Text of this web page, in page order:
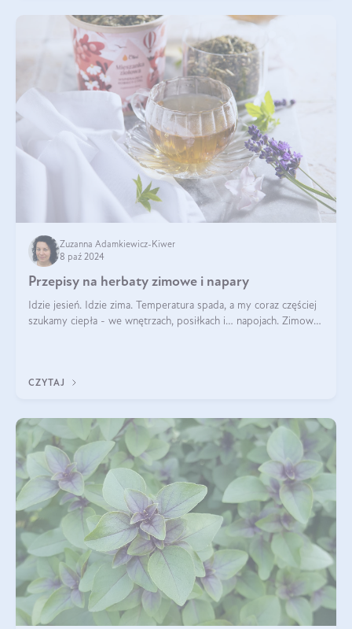
Zuzanna Adamkiewicz-Kiwer
8 paź 2024
Przepisy na herbaty zimowe i napary
Idzie jesień. Idzie zima. Temperatura spada, a my coraz częściej
szukamy ciepła - we wnętrzach, posiłkach i… napojach. Zimowe
CZYTAJ